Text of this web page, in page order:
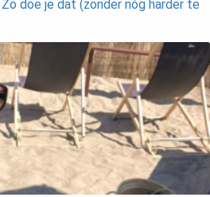
doe je dat (zonder nóg harder te